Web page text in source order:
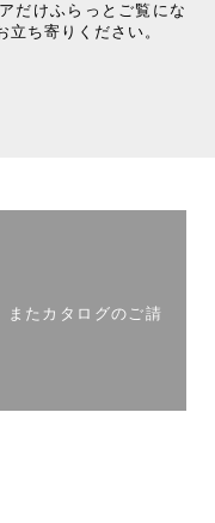
だけふらっとご覧にな
ち寄りください。
またカタログのご請